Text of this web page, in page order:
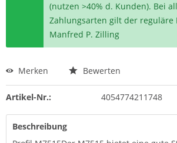
(nutzen >40% d. Kunden). Bei
Zahlungsarten gilt der reguläre
Manfred P. Zilling
Merken Bewerten
Artikel-Nr.: 4054774211748
Beschreibung